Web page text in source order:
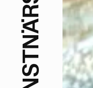
S
T
N
Ä
R